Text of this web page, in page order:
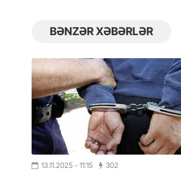
BƏNZƏR XƏBƏRLƏR
13.11.2025 - 11:15 302